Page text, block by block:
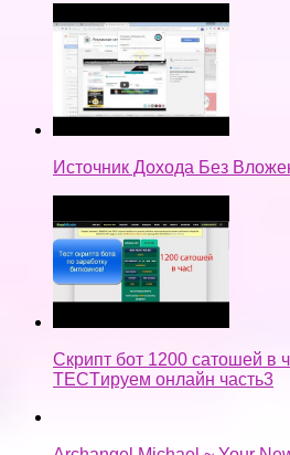
Источник Дохода Без
Скрипт бот 1200 сатошей в
TECTируем онлайн часть3